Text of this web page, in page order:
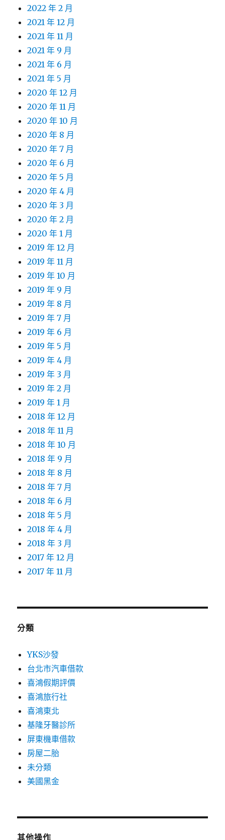
2022 年 2 月
2021 年 12 月
2021 年 11 月
2021 年 9 月
2021 年 6 月
2021 年 5 月
2020 年 12 月
2020 年 11 月
2020 年 10 月
2020 年 8 月
2020 年 7 月
2020 年 6 月
2020 年 5 月
2020 年 4 月
2020 年 3 月
2020 年 2 月
2020 年 1 月
2019 年 12 月
2019 年 11 月
2019 年 10 月
2019 年 9 月
2019 年 8 月
2019 年 7 月
2019 年 6 月
2019 年 5 月
2019 年 4 月
2019 年 3 月
2019 年 2 月
2019 年 1 月
2018 年 12 月
2018 年 11 月
2018 年 10 月
2018 年 9 月
2018 年 8 月
2018 年 7 月
2018 年 6 月
2018 年 5 月
2018 年 4 月
2018 年 3 月
2017 年 12 月
2017 年 11 月
分類
YKS沙發
台北市汽車借款
喜鴻假期評價
喜鴻旅行社
喜鴻東北
基隆牙醫診所
屏東機車借款
房屋二胎
未分類
美國黑金
其他操作